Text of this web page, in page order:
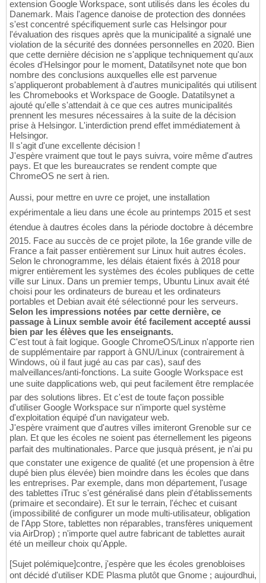
extension Google Workspace, sont utilisés dans les écoles du
Danemark. Mais l'agence danoise de protection des données
s'est concentré spécifiquement surle cas Helsingor pour
l'évaluation des risques après que la municipalité a signalé une
violation de la sécurité des données personnelles en 2020. Bien
que cette dernière décision ne s'applique techniquement qu'aux
écoles d'Helsingor pour le moment, Datatilsynet note que bon
nombre des conclusions auxquelles elle est parvenue
s'appliqueront probablement à d'autres municipalités qui utilisent
les Chromebooks et Workspace de Google. Datatilsynet a
ajouté qu'elle s'attendait à ce que ces autres municipalités
prennent les mesures nécessaires à la suite de la décision
prise à Helsingor. L'interdiction prend effet immédiatement à
Helsingor.
Il s'agit d'une excellente décision !
J'espère vraiment que tout le pays suivra, voire même d'autres
pays. Et que les bureaucrates se rendent compte que
ChromeOS ne sert à rien.
Aussi, pour mettre en uvre ce projet, une installation
expérimentale a lieu dans une école au printemps 2015 et sest
étendue à dautres écoles dans la période doctobre à décembre
2015. Face au succès de ce projet pilote, la 16e grande ville de
France a fait passer entièrement sur Linux huit autres écoles.
Selon le chronogramme, les délais étaient fixés à 2018 pour
migrer entièrement les systèmes des écoles publiques de cette
ville sur Linux. Dans un premier temps, Ubuntu Linux avait été
choisi pour les ordinateurs de bureau et les ordinateurs
portables et Debian avait été sélectionné pour les serveurs.
Selon les impressions notées par cette dernière, ce
passage à Linux semble avoir été facilement accepté aussi
bien par les élèves que les enseignants.
C'est tout à fait logique. Google ChromeOS/Linux n'apporte rien
de supplémentaire par rapport à GNU/Linux (contrairement à
Windows, où il faut jugé au cas par cas), sauf des
malveillances/anti-fonctions. La suite Google Workspace est
une suite dapplications web, qui peut facilement être remplacée
par des solutions libres. Et c'est de toute façon possible
d'utiliser Google Workspace sur n'importe quel système
d'exploitation équipé d'un navigateur web.
J'espère vraiment que d'autres villes imiteront Grenoble sur ce
plan. Et que les écoles ne soient pas éternellement les pigeons
parfait des multinationales. Parce que jusquà présent, je n'ai pu
que constater une exigence de qualité (et une propension à être
dupé bien plus élevée) bien moindre dans les écoles que dans
les entreprises. Par exemple, dans mon département, l'usage
des tablettes iTruc s'est généralisé dans plein d'établissements
(primaire et secondaire). Et sur le terrain, l'échec et cuisant
(impossibilité de configurer un mode multi-utilisateur, obligation
de l'App Store, tablettes non réparables, transfères uniquement
via AirDrop) ; n'importe quel autre fabricant de tablettes aurait
été un meilleur choix qu'Apple.
[Sujet polémique]contre, j'espère que les écoles grenobloises
ont décidé d'utiliser KDE Plasma plutôt que Gnome ; aujourdhui,